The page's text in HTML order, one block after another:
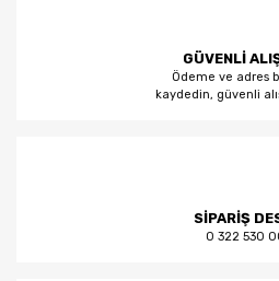
GÜVENLİ
Ödeme ve adres
kaydedin, güvenli
SİPARİŞ
0 322 530